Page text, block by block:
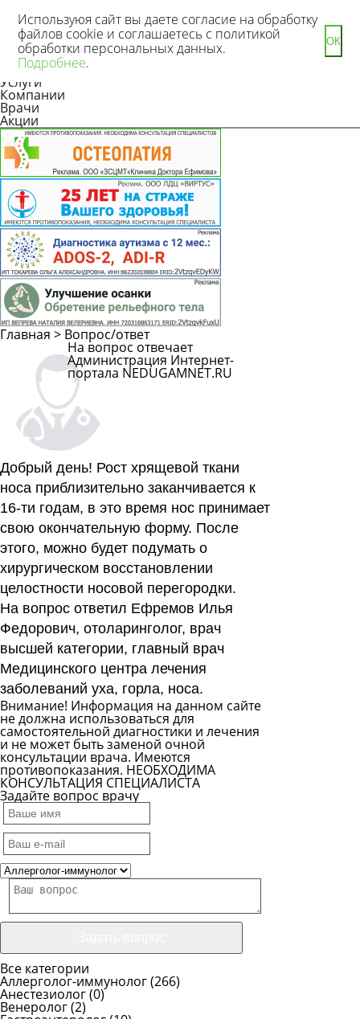
Новости
Статьи
Услуги
Компании
Врачи
Акции
Главная > Вопрос/ответ
На вопрос отвечает
Администрация Интернет-
портала NEDUGAMNET.RU
Добрый день! Рост хрящевой ткани
носа приблизительно заканчивается к
16-ти годам, в это время нос принимает
свою окончательную форму. После
этого, можно будет подумать о
хирургическом восстановлении
целостности носовой перегородки.
На вопрос ответил Ефремов Илья
Федорович, отоларинголог, врач
высшей категории, главный врач
Медицинского центра лечения
заболеваний уха, горла, носа.
Внимание! Информация на данном сайте
не должна использоваться для
самостоятельной диагностики и лечения
и не может быть заменой очной
консультации врача. Имеются
противопоказания. НЕОБХОДИМА
КОНСУЛЬТАЦИЯ СПЕЦИАЛИСТА
Задайте вопрос врачу
Все категории
Аллерголог-иммунолог(266)
Анестезиолог(0)
Венеролог(2)
Используюя сайт вы даете согласие на обработку
файлов cookie и соглашаетесь с политикой
обработки персональных данных.
Подробнее.
ОК